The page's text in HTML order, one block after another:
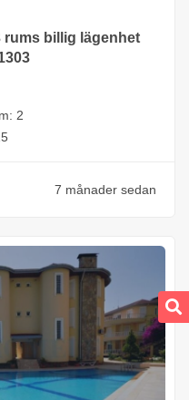
rums billig lägenhet
2
7 månader sedan